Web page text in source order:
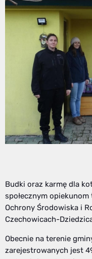
Budki oraz karmę dla
społecznym
Ochrony Środowiska i
Czechowicach-
Obecnie na terenie
zarejestrowanych jest